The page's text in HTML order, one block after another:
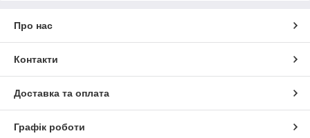
Про нас
Контакти
Доставка та оплата
Графік роботи